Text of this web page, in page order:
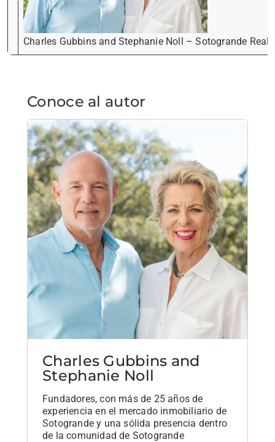
Charles Gubbins and Stephanie Noll – Sotogrande Real
Conoce al autor
Charles Gubbins and
Stephanie Noll
Fundadores, con más de 25 años de
experiencia en el mercado inmobiliario de
Sotogrande y una sólida presencia dentro
de la comunidad de Sotogrande